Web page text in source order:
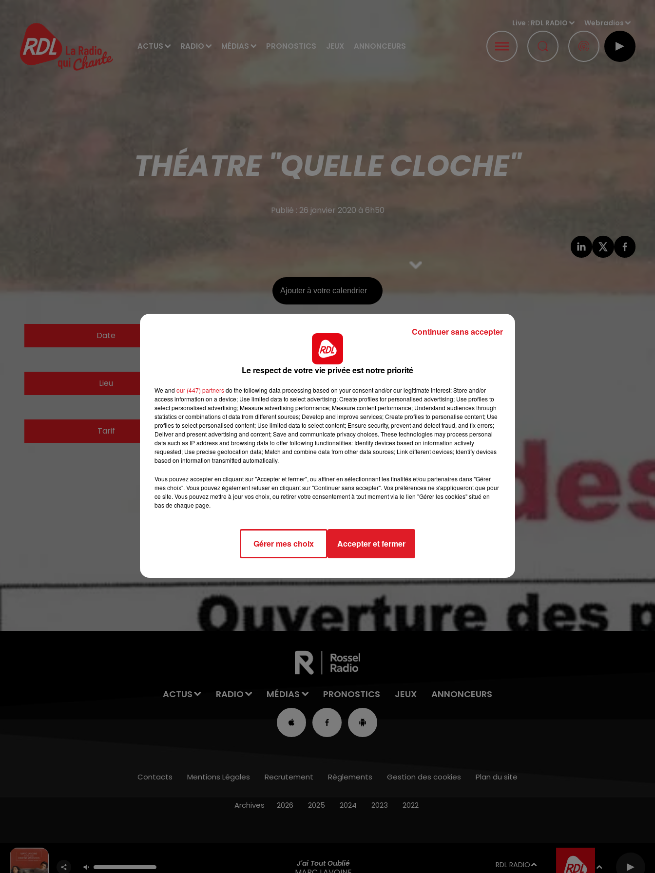
ACTUS RADIO MÉDIAS PRONOSTICS JEUX ANNONCEURS
Live : RDL RADIO Webradios
7h00 - 10h00 10h00 - 12h00
RDL WEEKEND RDL WEEK-END
THÉATRE "QUELLE CLOCHE"
Publié : 26 janvier 2020 à 6h50
Ajouter à votre calendrier
Date 2 février 2020 à 15h00
Lieu
62370 Saint Folquin
Tarif Payant
Organisé par les"amis de l'orgue de Saint Folquin"
ACTUS RADIO MÉDIAS PRONOSTICS JEUX ANNONCEURS
J'ai Tout Oublié RDL RADIO
Contacts Mentions Légales Recrutement Règlements Gestion des cookies Plan du site
Archives 2026 2025 2024 2023 2022
Le respect de votre vie privée est notre priorité
We and our (447) partnersdo the following data processing based on your consent and/or our legitimate interest: Store and/or
access information on a device; Use limited data to select advertising; Create profiles for personalised advertising; Use profiles to
select personalised advertising; Measure advertising performance; Measure content performance; Understand audiences through
statistics or combinations of data from different sources; Develop and improve services; Create profiles to personalise content; Use
profiles to select personalised content; Use limited data to select content; Ensure security, prevent and detect fraud, and fix errors;
Deliver and present advertising and content; Save and communicate privacy choices. These technologies may process personal
data such as IP address and browsing data to offer following functionalities: Identify devices based on information actively
requested; Use precise geolocation data; Match and combine data from other data sources; Link different devices; Identify devices
based on information transmitted automatically.
Vous pouvez accepter en cliquant sur "Accepter et fermer", ou affiner en sélectionnant les finalités et/ou partenaires dans "Gérer
mes choix". Vous pouvez également refuser en cliquant sur "Continuer sans accepter". Vos préférences ne s'appliqueront que pour
ce site. Vous pouvez mettre à jour vos choix, ou retirer votre consentement à tout moment via le lien "Gérer les cookies" situé en
bas de chaque page.
Gérer mes choix Accepter et fermer
Continuer sans accepter